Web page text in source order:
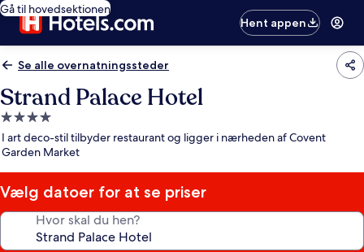
Gå til hovedsektionen
Hent appen
Se alle overnatningssteder
Strand Palace Hotel
4.0-
stjernet
overnatningssted
I art deco-stil tilbyder restaurant og ligger i nærheden af Covent
Garden Market
Vælg datoer for at se priser
Hvor skal du hen?